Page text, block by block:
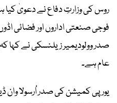
روس کی وزارتِ دفاع نے دعویٰ
فوجی صنعتی اداروں اور فضائی اڈوں
صدر وولودیمیر زیلنسکی نے کہا
عام ہے۔
یورپی کمیشن کی صدر اُرسولا وان